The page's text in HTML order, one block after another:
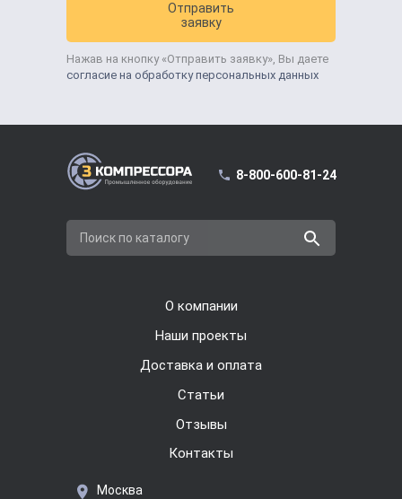
Отправить
заявку
Нажав на кнопку «Отправить заявку», Вы даете
согласие на обработку персональных данных
8-800-600-81-24
Поиск по каталогу
О компании
Наши проекты
Доставка и оплата
Cтатьи
Отзывы
Контакты
Москва